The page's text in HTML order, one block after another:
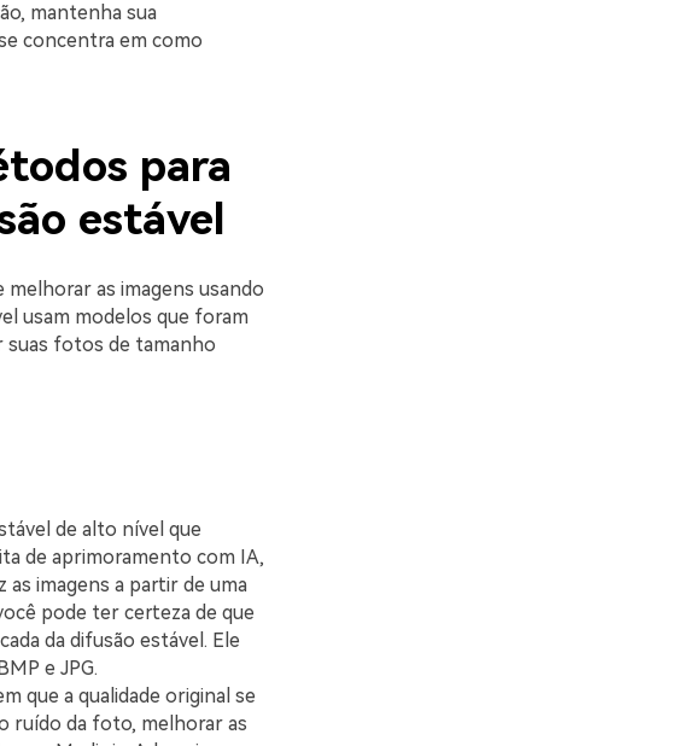
mantenha sua
concentra em como
para
estável
as imagens usando
usam modelos que foram
suas fotos de tamanho
de alto nível que
de aprimoramento com IA,
imagens a partir de uma
pode ter certeza de que
da difusão estável. Ele
e JPG.
que a qualidade original se
ruído da foto, melhorar as